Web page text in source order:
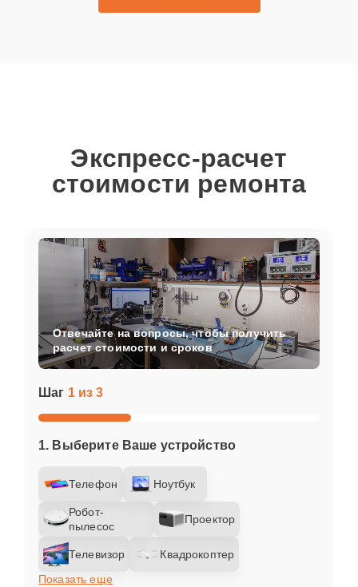
Экспресс-расчет
стоимости ремонта
Шаг 1 из 3
1. Выберите Ваше устройство
Телефон Ноутбук
Робот-
пылесос
Проектор
Телевизор
Квадрокоптер
Показать еще
Отвечайте на вопросы, чтобы получить
расчет стоимости и сроков